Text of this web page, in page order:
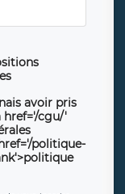
avoir pris
href='/cgu/'
politique-